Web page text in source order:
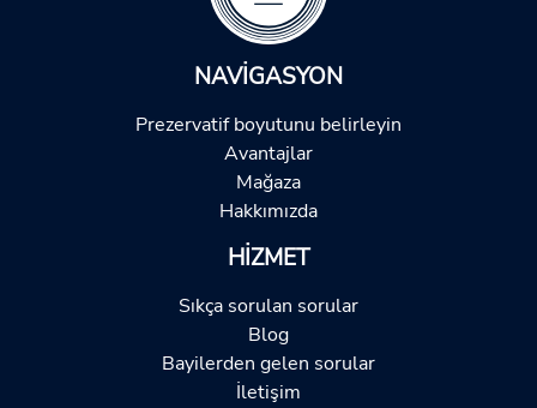
NAVIGASYON
Prezervatif boyutunu belirleyin
Avantajlar
Mağaza
Hakkımızda
HIZMET
Sıkça sorulan sorular
Blog
Bayilerden gelen sorular
İletişim